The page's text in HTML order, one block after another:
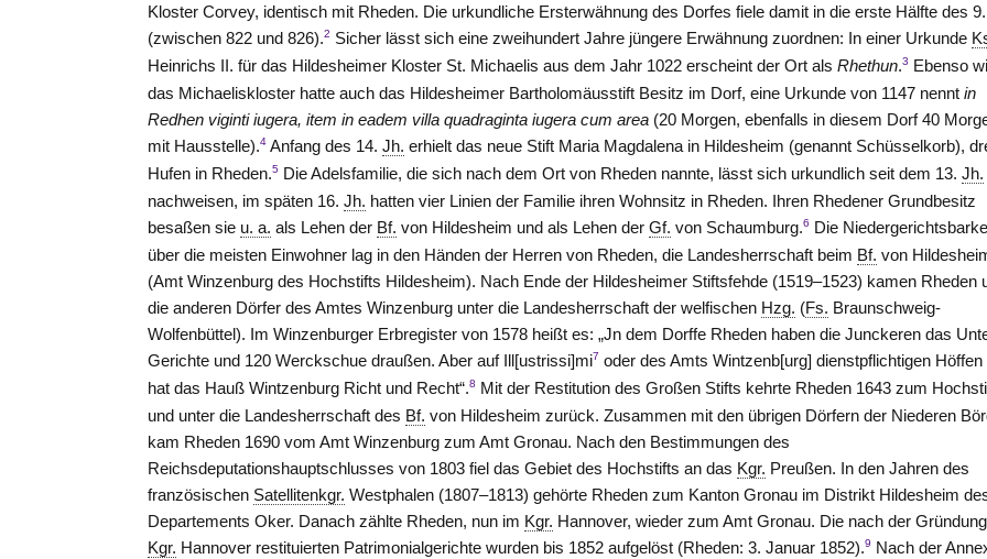
Kloster Corvey, identisch mit Rheden. Die urkundliche Ersterwähnung des Dorfes fiele damit in die erste Hälfte des
(zwischen 822 und 826).2 Sicher lässt sich eine zweihundert Jahre jüngere Erwähnung zuordnen: In einer Urkunde
Heinrichs II. für das Hildesheimer Kloster St. Michaelis aus dem Jahr 1022 erscheint der Ort alsRhethun.3 Ebenso
das Michaeliskloster hatte auch das Hildesheimer Bartholomäusstift Besitz im Dorf, eine Urkunde von 1147 nenntin
Redhen viginti iugera, item in eadem villa quadraginta iugera cum area (20 Morgen, ebenfalls in diesem Dorf 40
mit Hausstelle).4 Anfang des 14.Jh. erhielt das neue Stift Maria Magdalena in Hildesheim (genannt Schüsselkorb),
Hufen in Rheden.5 Die Adelsfamilie, die sich nach dem Ortvon Rheden nannte, lässt sich urkundlich seit dem 13.Jh.
nachweisen, im späten 16.Jh. hatten vier Linien der Familie ihren Wohnsitz in Rheden. Ihren Rhedener Grundbesitz
besaßen sie u. a. als Lehen der Bf. von Hildesheim und als Lehen derGf. von Schaumburg.6 Die
über die meisten Einwohner lag in den Händen der Herrenvon Rheden, die Landesherrschaft beim Bf. von
(AmtWinzenburg des Hochstifts Hildesheim). Nach Ende der Hildesheimer Stiftsfehde (1519–1523) kamen Rheden
die anderen Dörfer des AmtesWinzenburg unter die Landesherrschaft der welfischen Hzg. (Fs. Braunschweig-
Wolfenbüttel). Im Winzenburger Erbregister von 1578 heißt es: „Jn dem Dorffe Rheden haben die Junckeren das
Gerichte und 120 Werckschue draußen. Aber auf Ill[ustrissi]mi7 oder des Amts Wintzenb[urg] dienstpflichtigen
hat das Hauß Wintzenburg Richt und Recht“.8 Mit der Restitution des Großen Stifts kehrte Rheden 1643 zum
und unter die Landesherrschaft des Bf. von Hildesheim zurück. Zusammen mit den übrigen Dörfern der Niederen
kam Rheden 1690 vom AmtWinzenburg zum AmtGronau. Nach den Bestimmungen des
Reichsdeputationshauptschlusses von 1803 fiel das Gebiet des Hochstifts an das Kgr. Preußen. In den Jahren des
französischen Satellitenkgr. Westphalen (1807–1813) gehörte Rheden zum KantonGronau im Distrikt Hildesheim
Departements Oker. Danach zählte Rheden, nun im Kgr. Hannover, wieder zum AmtGronau. Die nach der
Kgr. Hannover restituierten Patrimonialgerichte wurden bis 1852 aufgelöst (Rheden: 3. Januar 1852).9 Nach der